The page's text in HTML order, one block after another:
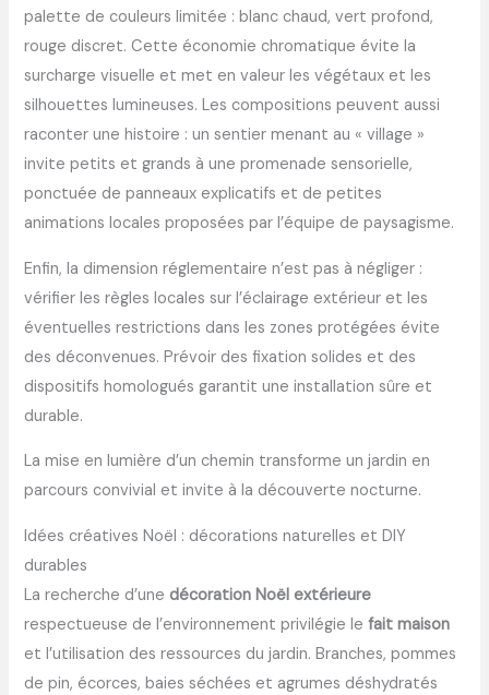
palette de couleurs limitée : blanc chaud, vert profond,
rouge discret. Cette économie chromatique évite la
surcharge visuelle et met en valeur les végétaux et les
silhouettes lumineuses. Les compositions peuvent aussi
raconter une histoire : un sentier menant au « village »
invite petits et grands à une promenade sensorielle,
ponctuée de panneaux explicatifs et de petites
animations locales proposées par l’équipe de paysagisme.
Enfin, la dimension réglementaire n’est pas à négliger :
vérifier les règles locales sur l’éclairage extérieur et les
éventuelles restrictions dans les zones protégées évite
des déconvenues. Prévoir des fixation solides et des
dispositifs homologués garantit une installation sûre et
durable.
La mise en lumière d’un chemin transforme un jardin en
parcours convivial et invite à la découverte nocturne.
Idées créatives Noël : décorations naturelles et DIY
durables
La recherche d’unedécoration Noël extérieure
respectueuse de l’environnement privilégie lefait maison
et l’utilisation des ressources du jardin. Branches, pommes
de pin, écorces, baies séchées et agrumes déshydratés